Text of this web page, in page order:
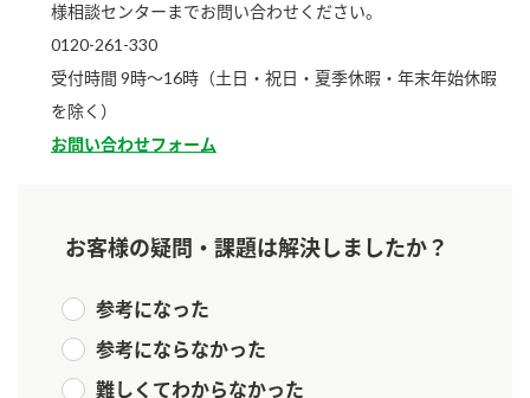
つゆ たれ
スープ 中華
クイック調味料
炊き込みご飯の素 納豆
ブランド・スペシャルサイト トップ
Fibee（ファイビー）
くらしプラ酢
味ぽん
ぽん酢
かおりの蔵
つゆ
企業情報
国内事業概要
企業理念
ミツカンの歴史
ミツカンを知る
環境への取り組み
採用情報
ニュースリリース
様相談センターまでお問い合わせください。
0120-261-330
受付時間 9時～16時（土日・祝日・夏季休暇・年末年始休暇
を除く）
お問い合わせフォーム
お客様の疑問・課題は解決しましたか？
参考になった
参考にならなかった
難しくてわからなかった